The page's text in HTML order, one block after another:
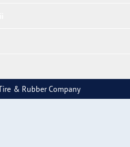
& Rubber Company